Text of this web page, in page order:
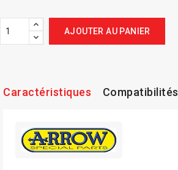
AJOUTER AU PANIER
Caractéristiques Compatibilités